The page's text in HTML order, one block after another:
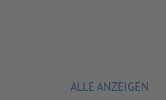
ALLE ANZEIGEN